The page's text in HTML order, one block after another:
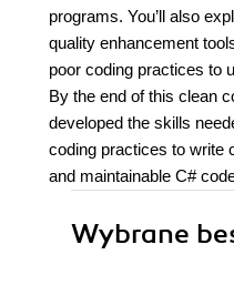
programs. You’ll also
quality enhancement
poor coding practices to
By the end of this clean
developed the skills
coding practices to write
and maintainable C#
Wybrane